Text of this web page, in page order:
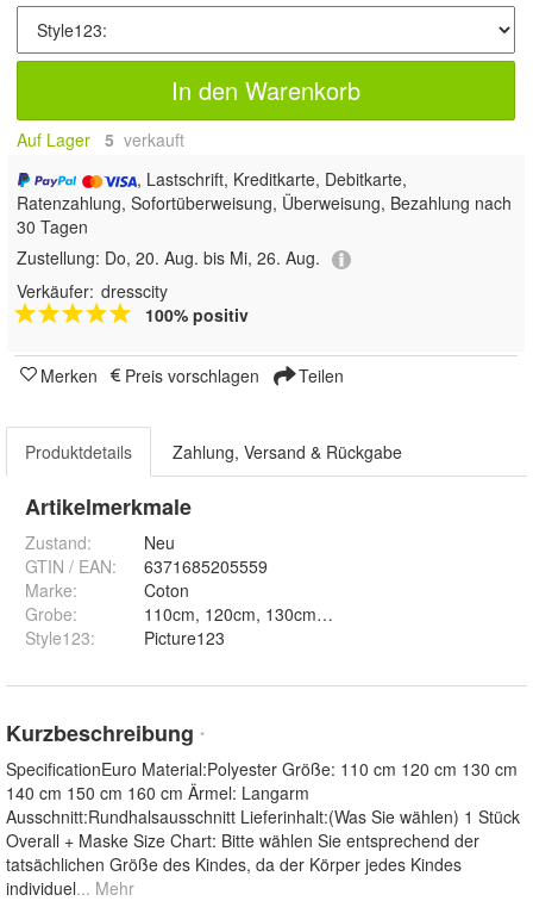
In den Warenkorb
Auf Lager 5 verkauft
, Lastschrift, Kreditkarte, Debitkarte,
Ratenzahlung, Sofortüberweisung, Überweisung, Bezahlung nach
30 Tagen
Zustellung: Do, 20. Aug. bis Mi, 26. Aug.
Verkäufer: dresscity
100% positiv
Merken Preis vorschlagen Teilen
Produktdetails Zahlung, Versand & Rückgabe
Artikelmerkmale
Zustand:
Neu
GTIN / EAN:
6371685205559
Marke:
Coton
Grobe:
Style123: Picture123
Kurzbeschreibung *
SpecificationEuro Material:Polyester Größe: 110 cm 120 cm 130 cm
140 cm 150 cm 160 cm Ärmel: Langarm
Ausschnitt:Rundhalsausschnitt Lieferinhalt:(Was Sie wählen) 1 Stück
Overall + Maske Size Chart: Bitte wählen Sie entsprechend der
tatsächlichen Größe des Kindes, da der Körper jedes Kindes
individuel... Mehr